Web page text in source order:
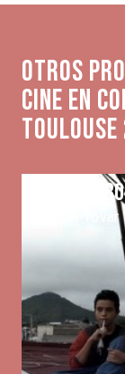
Otros
Cine en
Toulouse
Aurora
Sergio